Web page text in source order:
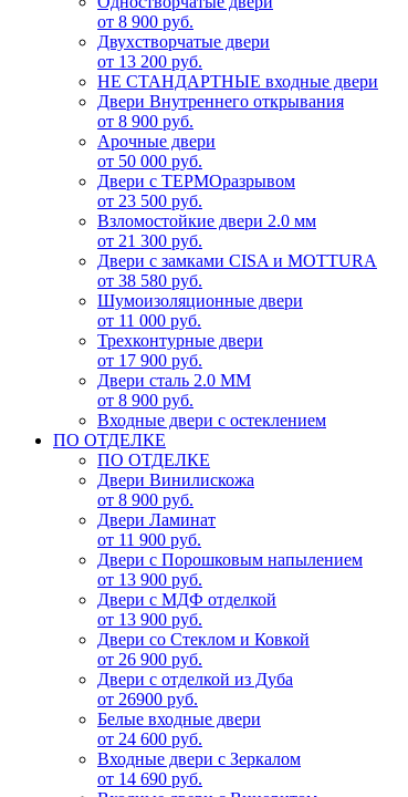
от 8 900 руб.
Двухстворчатые двери
от 13 200 руб.
НЕ СТАНДАРТНЫЕ входные двери
Двери Внутреннего открывания
от 8 900 руб.
Арочные двери
от 50 000 руб.
Двери с ТЕРМОразрывом
от 23 500 руб.
Взломостойкие двери 2.0 мм
от 21 300 руб.
Двери с замками CISA и MOTTURA
от 38 580 руб.
Шумоизоляционные двери
от 11 000 руб.
Трехконтурные двери
от 17 900 руб.
Двери сталь 2.0 ММ
от 8 900 руб.
Входные двери с остеклением
ПО ОТДЕЛКЕ
ПО ОТДЕЛКЕ
Двери Винилискожа
от 8 900 руб.
Двери Ламинат
от 11 900 руб.
Двери с Порошковым напылением
от 13 900 руб.
Двери с МДФ отделкой
от 13 900 руб.
Двери со Стеклом и Ковкой
от 26 900 руб.
Двери с отделкой из Дуба
от 26900 руб.
Белые входные двери
от 24 600 руб.
Входные двери с Зеркалом
от 14 690 руб.